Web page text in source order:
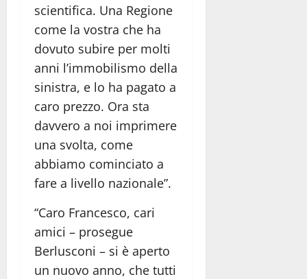
scientifica. Una Regione
come la vostra che ha
dovuto subire per molti
anni l’immobilismo della
sinistra, e lo ha pagato a
caro prezzo. Ora sta
davvero a noi imprimere
una svolta, come
abbiamo cominciato a
fare a livello nazionale”.
“Caro Francesco, cari
amici – prosegue
Berlusconi – si è aperto
un nuovo anno, che tutti